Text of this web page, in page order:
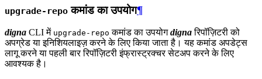
upgrade-repo कमांड का उपयोग¶
digna CLI में upgrade-repo कमांड का उपयोगdignaरिपॉज़िटरी को
अपग्रेड या इनिशियलाइज़ करने के लिए किया जाता है। यह कमांड अपडेट्स
लागू करने या पहली बार रिपॉज़िटरी इंफ्रास्ट्रक्चर सेटअप करने के लिए
आवश्यक है।